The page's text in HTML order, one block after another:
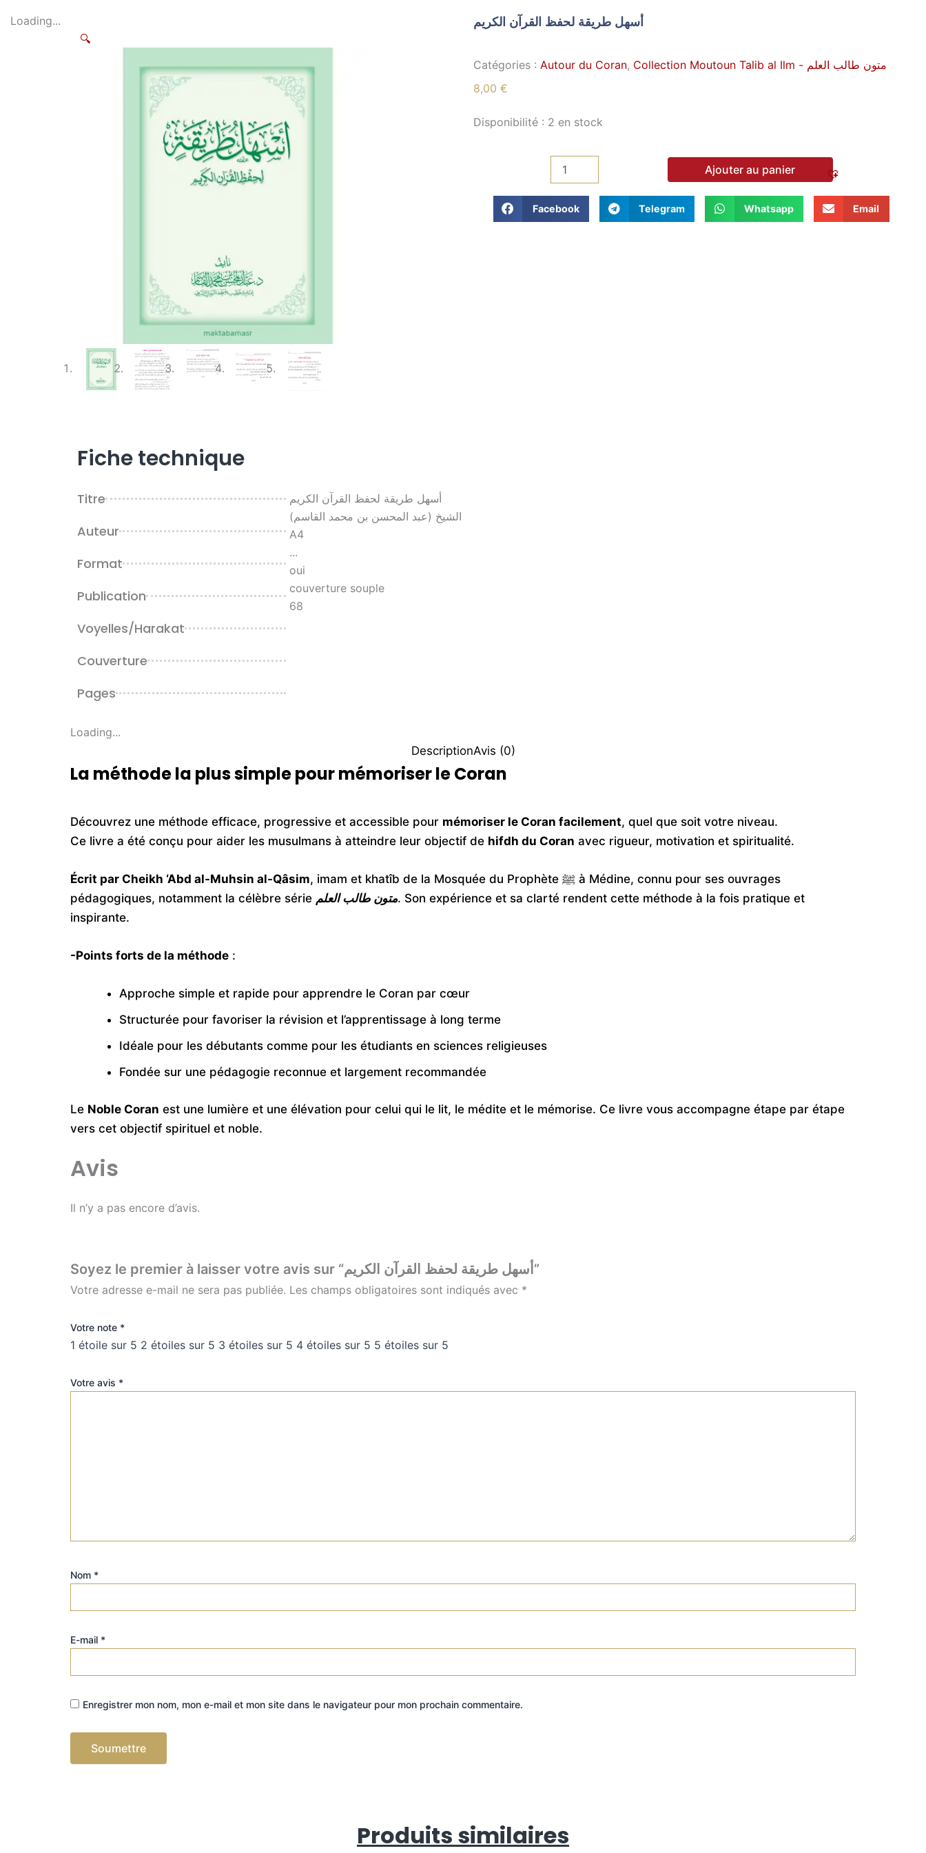
Loading...
🔍
أسهل طريقة لحفظ القرآن الكريم
Catégories : Autour du Coran,
Collection Moutoun Talib al Ilm - متون طالب العلم
8,00 €
Disponibilité : 2 en stock
quantité
طريقة
لحفظ
Ajouter au panier
Facebook Telegram Whatsapp Email
Fiche technique
Titre
Auteur
Format
Publication
Voyelles/Harakat
Couverture
Pages
أسهل طريقة لحفظ القرآن الكريم
الشيخ (عبد المحسن بن محمد القاسم)
A4
...
oui
couverture souple
68
Loading...
DescriptionAvis (0)
La méthode la plus simple pour mémoriser le Coran
Découvrez une méthode efficace, progressive et accessible pour mémoriser le Coran facilement, quel que soit votre niveau.
Ce livre a été conçu pour aider les musulmans à atteindre leur objectif de hifdh du Coran avec rigueur, motivation et spiritualité.
Écrit par Cheikh ‘Abd al-Muhsin al-Qâsim, imam et khatîb de la Mosquée du Prophète ﷺ à Médine, connu pour ses ouvrages
pédagogiques, notamment la célèbre série متون طالب العلم. Son expérience et sa clarté rendent cette méthode à la fois pratique et
inspirante.
-Points forts de la méthode :
Approche simple et rapide pour apprendre le Coran par cœur
Structurée pour favoriser la révision et l’apprentissage à long terme
Idéale pour les débutants comme pour les étudiants en sciences religieuses
Fondée sur une pédagogie reconnue et largement recommandée
Le Noble Coran est une lumière et une élévation pour celui qui le lit, le médite et le mémorise. Ce livre vous accompagne étape par étape
vers cet objectif spirituel et noble.
Avis
Il n’y a pas encore d’avis.
Soyez le premier à laisser votre avis sur “أسهل طريقة لحفظ القرآن الكريم”
Votre adresse e-mail ne sera pas publiée. Les champs obligatoires sont indiqués avec *
Votre note *
1 étoile sur 5 2 étoiles sur 5 3 étoiles sur 5 4 étoiles sur 5 5 étoiles sur 5
Votre avis *
Nom *
E-mail *
Enregistrer mon nom, mon e-mail et mon site dans le navigateur pour mon prochain commentaire.
Produits similaires